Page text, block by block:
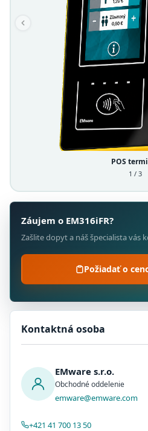
POS
1 / 3
Záujem o EM316iFR?
Zašlite dopyt a náš špecialista vás
Požiadať o
Kontaktná osoba
EMware s.r.o.
Obchodné oddelenie
emware@emware.com
+421 41 700 13 50